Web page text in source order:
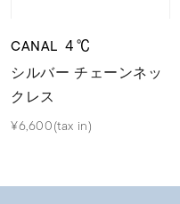
CANAL ４℃
シルバー チェーンネッ
クレス
¥6,600(tax in)